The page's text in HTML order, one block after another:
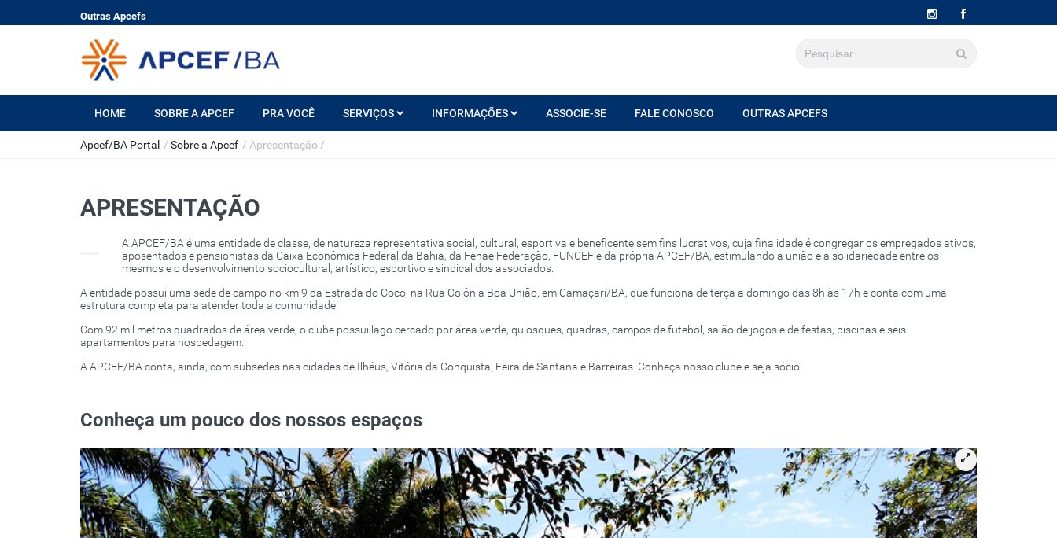
Outras Apcefs
HOME SOBRE A APCEF PRA VOCÊ SERVIÇOS INFORMAÇÕES ASSOCIE-SE FALE CONOSCO OUTRAS APCEFS
Apcef/BA Portal / Sobre a Apcef / Apresentação /
APRESENTAÇÃO
A APCEF/BA é uma entidade de classe, de natureza representativa social, cultural, esportiva e beneficente sem fins lucrativos, cuja finalidade é congregar os empregados ativos,
aposentados e pensionistas da Caixa Econômica Federal da Bahia, da Fenae Federação, FUNCEF e da própria APCEF/BA, estimulando a união e a solidariedade entre os
mesmos e o desenvolvimento sociocultural, artístico, esportivo e sindical dos associados.
A entidade possui uma sede de campo no km 9 da Estrada do Coco, na Rua Colônia Boa União, em Camaçari/BA, que funciona de terça a domingo das 8h às 17h e conta com uma
estrutura completa para atender toda a comunidade.
Com 92 mil metros quadrados de área verde, o clube possui lago cercado por área verde, quiosques, quadras, campos de futebol, salão de jogos e de festas, piscinas e seis
apartamentos para hospedagem.
A APCEF/BA conta, ainda, com subsedes nas cidades de Ilhéus, Vitória da Conquista, Feira de Santana e Barreiras. Conheça nosso clube e seja sócio!
Conheça um pouco dos nossos espaços